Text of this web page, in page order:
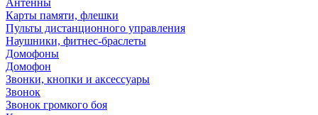
Антенны
Карты памяти, флешки
Пульты дистанционного управления
Наушники, фитнес-браслеты
Домофоны
Домофон
Звонки, кнопки и аксессуары
Звонок
Звонок громкого боя